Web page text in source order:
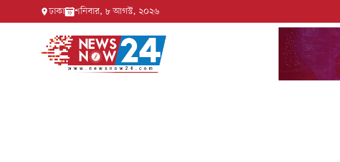
ঢাকা শনিবার, ৮ আগস্ট, ২০২৬